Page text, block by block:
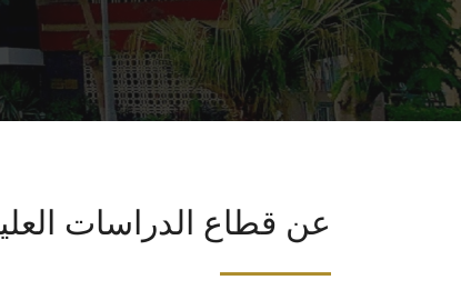
عن قطاع الدراسات